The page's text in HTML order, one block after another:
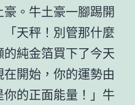
。牛土豪一腳踢開
天秤！別管那什麼
純金箔買下了今天
開始，你的運勢由
的正面能量！」牛